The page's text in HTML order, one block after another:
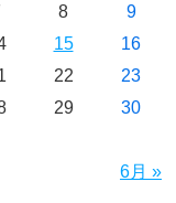
6月 »
8
9
15
16
22
23
29
30